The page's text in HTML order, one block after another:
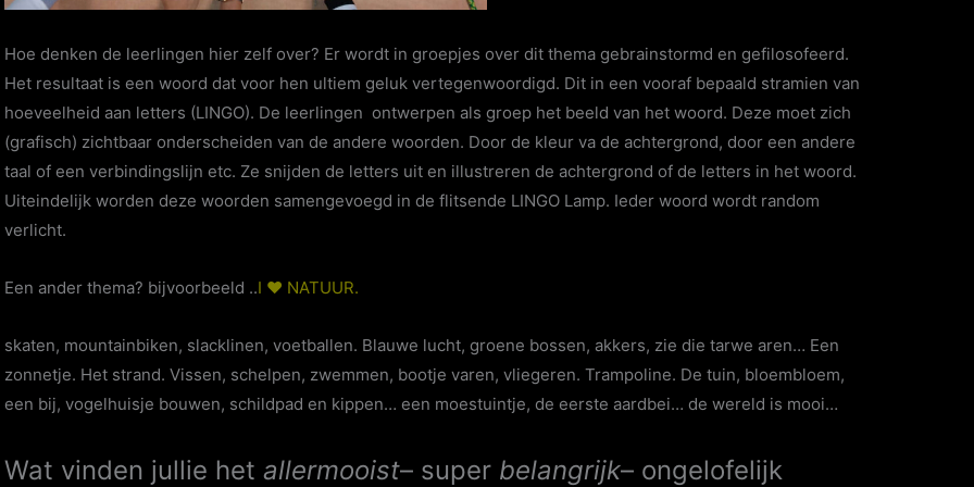
Hoe denken de leerlingen hier zelf over? Er wordt in groepjes over dit thema gebrainstormd en gefilosofeerd.
Het resultaat is een woord dat voor hen ultiem geluk vertegenwoordigd. Dit in een vooraf bepaald stramien van
hoeveelheid aan letters (LINGO). De leerlingen ontwerpen als groep het beeld van het woord. Deze moet zich
(grafisch) zichtbaar onderscheiden van de andere woorden. Door de kleur va de achtergrond, door een andere
taal of een verbindingslijn etc. Ze snijden de letters uit en illustreren de achtergrond of de letters in het woord.
Uiteindelijk worden deze woorden samengevoegd in de flitsende LINGO Lamp. Ieder woord wordt random
verlicht.
Een ander thema? bijvoorbeeld ..I ♥ NATUUR.
skaten, mountainbiken, slacklinen, voetballen. Blauwe lucht, groene bossen, akkers, zie die tarwe aren… Een
zonnetje. Het strand. Vissen, schelpen, zwemmen, bootje varen, vliegeren. Trampoline. De tuin, bloembloem,
een bij, vogelhuisje bouwen, schildpad en kippen… een moestuintje, de eerste aardbei… de wereld is mooi…
Wat vinden jullie het allermooist– super belangrijk– ongelofelijk